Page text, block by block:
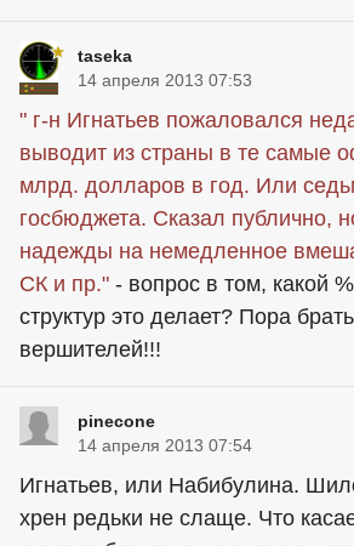
taseka
14 апреля 2013 07:53
" г-н Игнатьев пожаловался
выводит из страны в те самые
млрд. долларов в год. Или
госбюджета. Сказал публично,
надежды на немедленное
СК и пр." - вопрос в том, какой
структур это делает? Пора
вершителей!!!
pinecone
14 апреля 2013 07:54
Игнатьев, или Набибулина.
хрен редьки не слаще. Что